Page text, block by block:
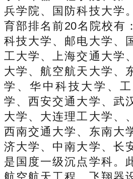
兵学院、国防科技大学
育部排名前20名院校有
科技大学、邮电大学、
工大学、上海交通大学
大学、航空航天大学、
学、华中科技大学、
学、西安交通大学、武
大学、大连理工大学、
西南交通大学、东南大
济大学、中南大学、长
是国度一级沉点学科。